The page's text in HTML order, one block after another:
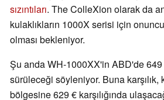
sızıntıları. The ColleXion olarak da
kulaklıkların 1000X serisi için
olması bekleniyor.
Şu anda WH-1000XX'in ABD'de
sürüleceği söyleniyor. Buna karşılık,
bölgesine 629 € karşılığında